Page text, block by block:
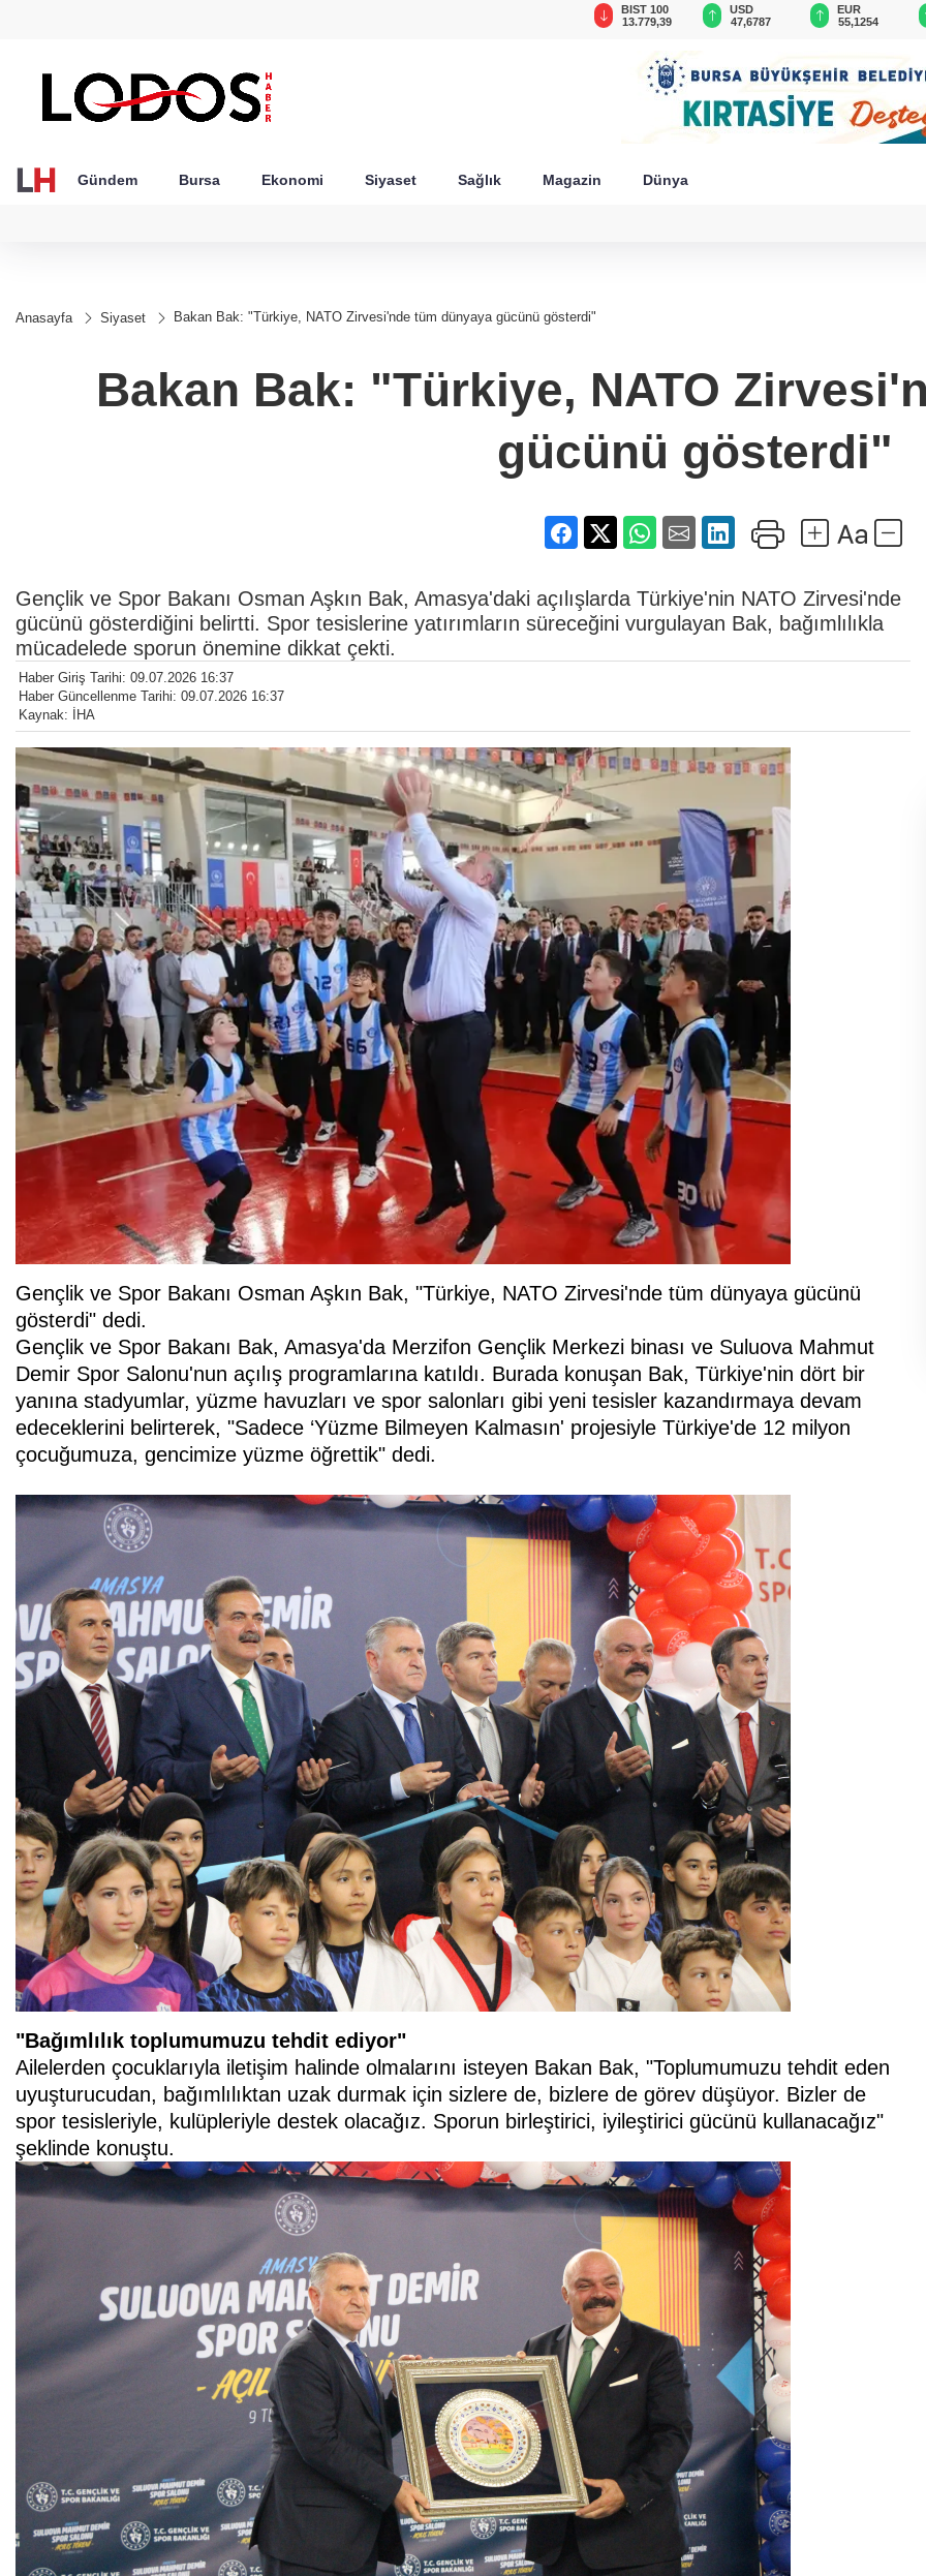
BIST 100
13.779,39
USD
47,6787
EUR
55,1254
Gündem Bursa Ekonomi Siyaset Sağlık Magazin Dünya
Anasayfa Siyaset Bakan Bak: "Türkiye, NATO Zirvesi'nde tüm dünyaya gücünü gösterdi"
Bakan Bak: "Türkiye, NATO
gücünü gösterdi"
Gençlik ve Spor Bakanı Osman Aşkın Bak, Amasya'daki açılışlarda Türkiye'nin NATO Zirvesi'nde
gücünü gösterdiğini belirtti. Spor tesislerine yatırımların süreceğini vurgulayan Bak, bağımlılıkla
mücadelede sporun önemine dikkat çekti.
Haber Giriş Tarihi: 09.07.2026 16:37
Haber Güncellenme Tarihi: 09.07.2026 16:37
Kaynak: İHA
Gençlik ve Spor Bakanı Osman Aşkın Bak, "Türkiye, NATO Zirvesi'nde tüm dünyaya gücünü
gösterdi" dedi.
Gençlik ve Spor Bakanı Bak, Amasya'da Merzifon Gençlik Merkezi binası ve Suluova Mahmut
Demir Spor Salonu'nun açılış programlarına katıldı. Burada konuşan Bak, Türkiye'nin dört bir
yanına stadyumlar, yüzme havuzları ve spor salonları gibi yeni tesisler kazandırmaya devam
edeceklerini belirterek, "Sadece ‘Yüzme Bilmeyen Kalmasın' projesiyle Türkiye'de 12 milyon
çocuğumuza, gencimize yüzme öğrettik" dedi.
"Bağımlılık toplumumuzu tehdit ediyor"
Ailelerden çocuklarıyla iletişim halinde olmalarını isteyen Bakan Bak, "Toplumumuzu tehdit eden
uyuşturucudan, bağımlılıktan uzak durmak için sizlere de, bizlere de görev düşüyor. Bizler de
spor tesisleriyle, kulüpleriyle destek olacağız. Sporun birleştirici, iyileştirici gücünü kullanacağız"
şeklinde konuştu.